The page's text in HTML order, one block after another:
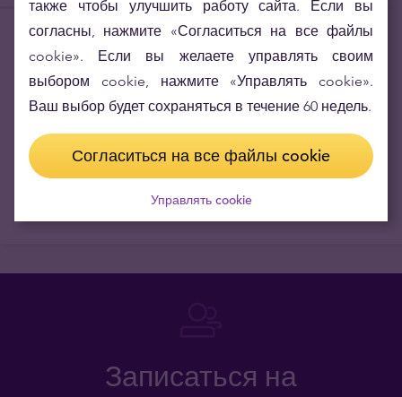
Купюры, которыми удобно пользоваться каждый день
С точки зрения удобства повседневных расчетов или
поездок на отдых предпочтительны купюры помельче: 5, 10
удобнее пользоваться купюрами от 50 фунтов.
Записаться на
также чтобы улучшить работу сайта. Если вы
согласны, нажмите «Согласиться на все файлы
cookie». Если вы желаете управлять своим
выбором cookie, нажмите «Управлять cookie».
Ваш выбор будет сохраняться в течение 60 недель.
Согласиться на все файлы cookie
Управлять cookie